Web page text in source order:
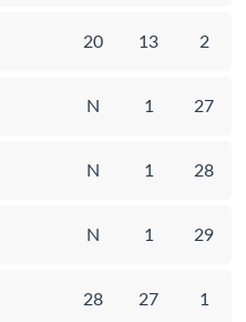
20 13 2
N 1 27
N 1 28
N 1 29
28 27 1